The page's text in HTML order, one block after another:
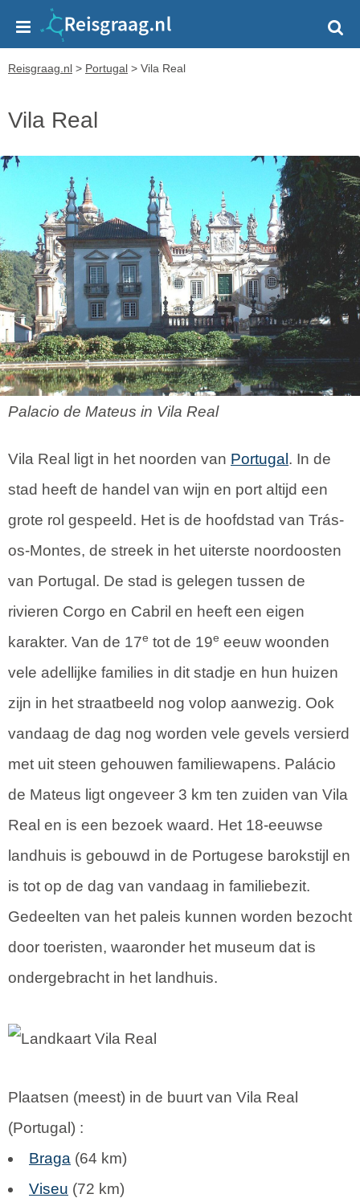
Reisgraag.nl > Portugal > Vila Real
Vila Real
Palacio de Mateus in Vila Real
Vila Real ligt in het noorden van Portugal. In de
stad heeft de handel van wijn en port altijd een
grote rol gespeeld. Het is de hoofdstad van Trás-
os-Montes, de streek in het uiterste noordoosten
van Portugal. De stad is gelegen tussen de
rivieren Corgo en Cabril en heeft een eigen
karakter. Van de 17e tot de 19e eeuw woonden
vele adellijke families in dit stadje en hun huizen
zijn in het straatbeeld nog volop aanwezig. Ook
vandaag de dag nog worden vele gevels versierd
met uit steen gehouwen familiewapens. Palácio
de Mateus ligt ongeveer 3 km ten zuiden van Vila
Real en is een bezoek waard. Het 18-eeuwse
landhuis is gebouwd in de Portugese barokstijl en
is tot op de dag van vandaag in familiebezit.
Gedeelten van het paleis kunnen worden bezocht
door toeristen, waaronder het museum dat is
ondergebracht in het landhuis.
Plaatsen (meest) in de buurt van Vila Real
(Portugal) :
Braga (64 km)
Viseu (72 km)